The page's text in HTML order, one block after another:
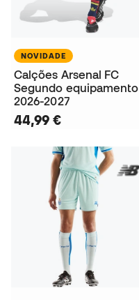
NOVIDADE
Calções Arsenal FC
Segundo equipamento
2026-2027
44,99 €